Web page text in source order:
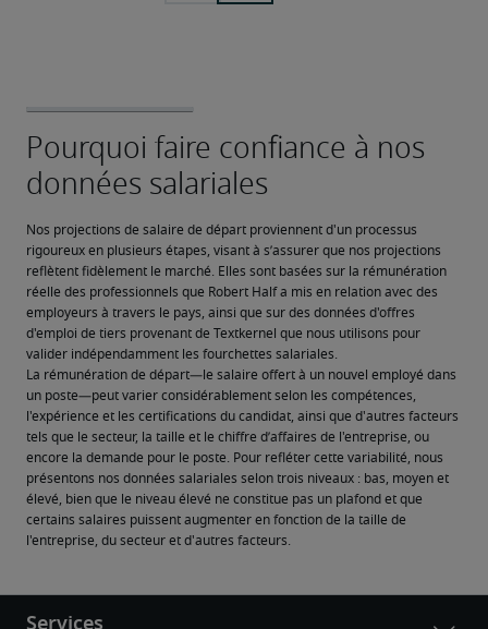
Nos projections de salaire de départ proviennent d'un processus
rigoureux en plusieurs étapes, visant à s’assurer que nos projections
reflètent fidèlement le marché. Elles sont basées sur la rémunération
réelle des professionnels que Robert Half a mis en relation avec des
employeurs à travers le pays, ainsi que sur des données d'offres
d'emploi de tiers provenant de Textkernel que nous utilisons pour
valider indépendamment les fourchettes salariales.
La rémunération de départ—le salaire offert à un nouvel employé dans
un poste—peut varier considérablement selon les compétences,
l'expérience et les certifications du candidat, ainsi que d'autres facteurs
tels que le secteur, la taille et le chiffre d’affaires de l'entreprise, ou
encore la demande pour le poste. Pour refléter cette variabilité, nous
présentons nos données salariales selon trois niveaux : bas, moyen et
élevé, bien que le niveau élevé ne constitue pas un plafond et que
certains salaires puissent augmenter en fonction de la taille de
l'entreprise, du secteur et d'autres facteurs.